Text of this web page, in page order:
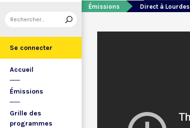
Se connecter
Accueil
Émissions
Grille des
programmes
Émissions Direct à Lourdes